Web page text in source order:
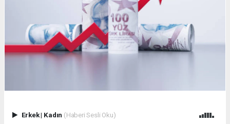
Erkek| Kadın (Haberi Sesli Oku)